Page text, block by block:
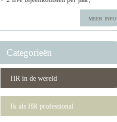
meer info
Categorieën
HR in de wereld
Ik als HR professional